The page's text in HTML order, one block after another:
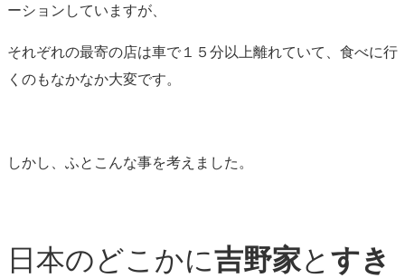
ーションしていますが、
それぞれの最寄の店は車で１５分以上離れていて、食べに行
くのもなかなか大変です。
しかし、ふとこんな事を考えました。
日本のどこかに吉野家と すき